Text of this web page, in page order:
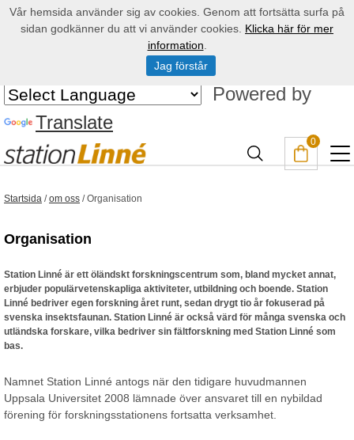
Powered by
Translate
0
Startsida /om oss /Organisation
Organisation
Station Linné är ett öländskt forskningscentrum som, bland mycket annat,
erbjuder populärvetenskapliga aktiviteter, utbildning och boende. Station
Linné bedriver egen forskning året runt, sedan drygt tio år fokuserad på
svenska insektsfaunan. Station Linné är också värd för många svenska och
utländska forskare, vilka bedriver sin fältforskning med Station Linné som
bas.
Namnet Station Linné antogs när den tidigare huvudmannen
Uppsala Universitet 2008 lämnade över ansvaret till en nybildad
förening för forskningsstationens fortsatta verksamhet.
Vår hemsida använder sig av cookies. Genom att fortsätta surfa på
sidan godkänner du att vi använder cookies. Klicka här för mer
information
Jag förstår